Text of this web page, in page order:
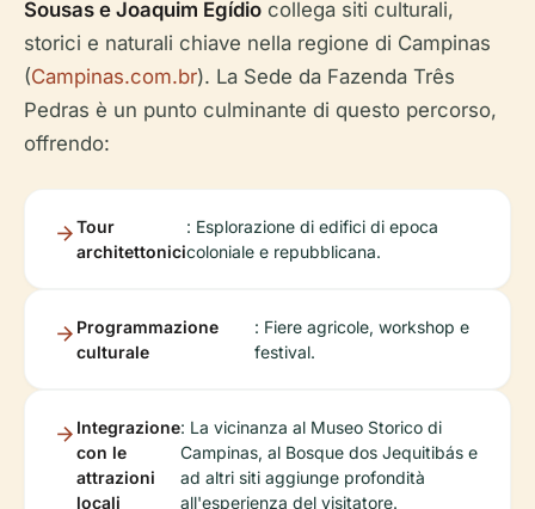
Sousas e Joaquim Egídio collega siti culturali,
storici e naturali chiave nella regione di Campinas
(Campinas.com.br). La Sede da Fazenda Três
Pedras è un punto culminante di questo percorso,
offrendo:
Tour
architettonici
: Esplorazione di edifici di epoca
coloniale e repubblicana.
Programmazione
culturale
: Fiere agricole, workshop e
festival.
Integrazione
con le
attrazioni
locali
: La vicinanza al Museo Storico di
Campinas, al Bosque dos Jequitibás e
ad altri siti aggiunge profondità
all'esperienza del visitatore.